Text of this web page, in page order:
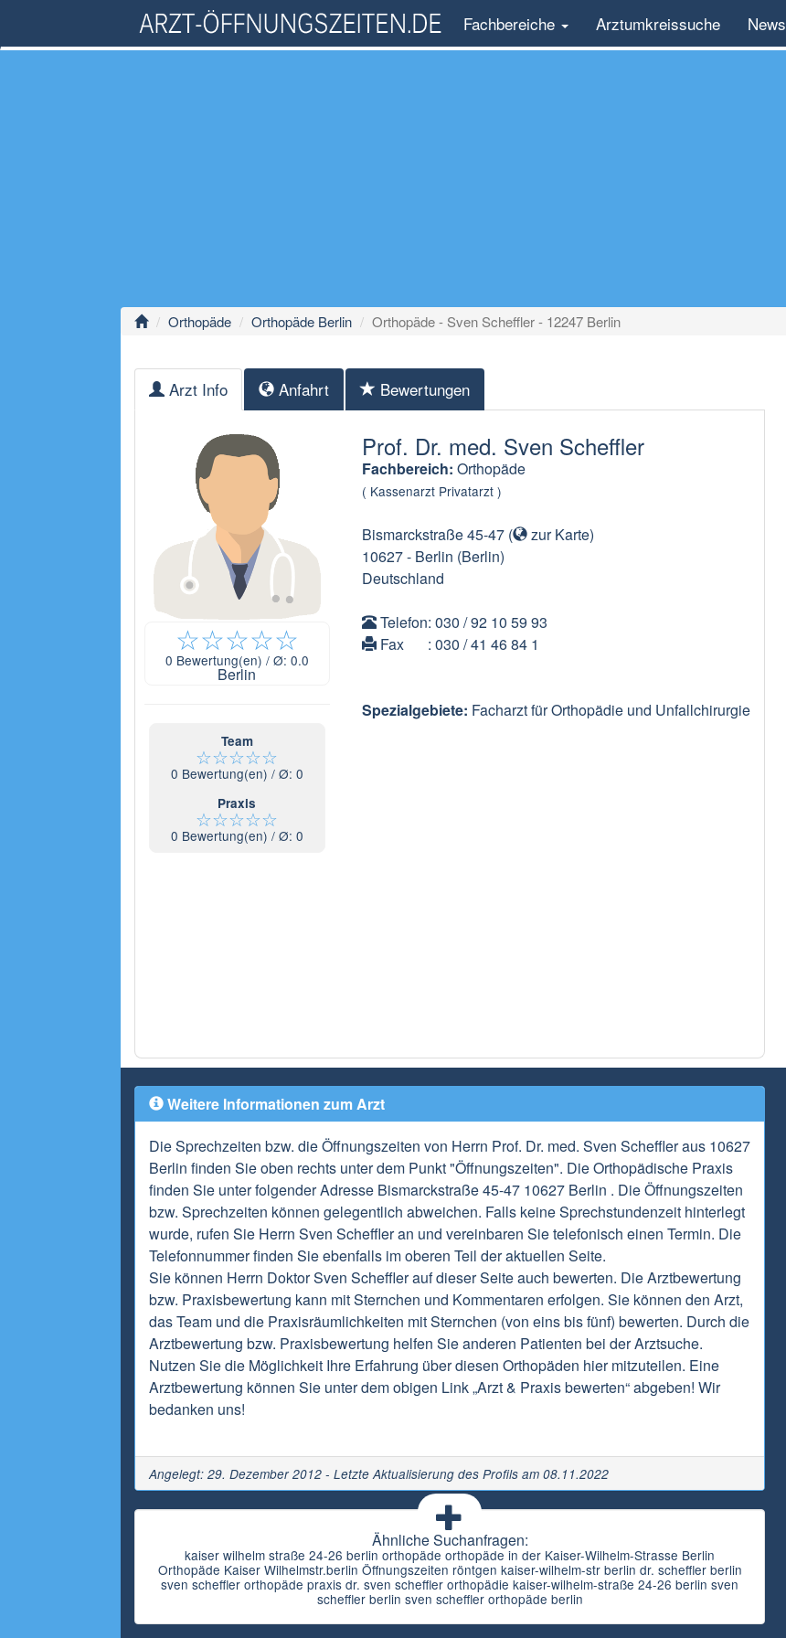
Fachbereiche Arztumkreissuche News
Orthopäde Orthopäde Berlin Orthopäde - Sven Scheffler - 12247 Berlin
Arzt Info Anfahrt Bewertungen
☆☆☆☆☆
0 Bewertung(en) / Ø: 0.0
Berlin
Team
☆☆☆☆☆
0 Bewertung(en) / Ø: 0
Praxis
☆☆☆☆☆
0 Bewertung(en) / Ø: 0
Prof. Dr. med. Sven Scheffler
Fachbereich: Orthopäde
( Kassenarzt Privatarzt )
Bismarckstraße 45-47 ( zur Karte)
10627- Berlin (Berlin)
Deutschland
Telefon: 030 / 92 10 59 93
Fax
: 030 / 41 46 84 1
Spezialgebiete: Facharzt für Orthopädie und Unfallchirurgie
Weitere Informationen zum Arzt
Die Sprechzeiten bzw. die Öffnungszeiten von Herrn Prof. Dr. med. Sven Scheffler aus 10627
Berlin finden Sie oben rechts unter dem Punkt "Öffnungszeiten". Die Orthopädische Praxis
finden Sie unter folgender Adresse Bismarckstraße 45-47 10627 Berlin . Die Öffnungszeiten
bzw. Sprechzeiten können gelegentlich abweichen. Falls keine Sprechstundenzeit hinterlegt
wurde, rufen Sie Herrn Sven Scheffler an und vereinbaren Sie telefonisch einen Termin. Die
Telefonnummer finden Sie ebenfalls im oberen Teil der aktuellen Seite.
Sie können Herrn Doktor Sven Scheffler auf dieser Seite auch bewerten. Die Arztbewertung
bzw. Praxisbewertung kann mit Sternchen und Kommentaren erfolgen. Sie können den Arzt,
das Team und die Praxisräumlichkeiten mit Sternchen (von eins bis fünf) bewerten. Durch die
Arztbewertung bzw. Praxisbewertung helfen Sie anderen Patienten bei der Arztsuche.
Nutzen Sie die Möglichkeit Ihre Erfahrung über diesen Orthopäden hier mitzuteilen. Eine
Arztbewertung können Sie unter dem obigen Link „Arzt & Praxis bewerten“ abgeben! Wir
bedanken uns!
Angelegt: 29. Dezember 2012 - Letzte Aktualisierung des Profils am 08.11.2022
Ähnliche Suchanfragen:
kaiser wilhelm straße 24-26 berlin orthopäde orthopäde in der Kaiser-Wilhelm-Strasse Berlin
Orthopäde Kaiser Wilhelmstr.berlin Öffnungszeiten röntgen kaiser-wilhelm-str berlin dr. scheffler berlin
sven scheffler orthopäde praxis dr. sven scheffler orthopädie kaiser-wilhelm-straße 24-26 berlin sven
scheffler berlin sven scheffler orthopäde berlin